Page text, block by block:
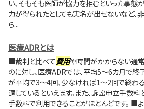
い、そもそも医師が協力を拒むといった事態
力が得られたとしても実名が出せないなど、
ら...
医療ADRとは
■裁判と比べて費用や時間がかからない通
のに対し、医療ADRでは、平均5～6カ月で終
が平均で3～4回、少なければ1～2回で終わ
適しているといえます。また、訴訟申立手数料
手数料で利用できることがほとんどです。 ■